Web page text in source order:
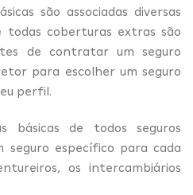
são associadas diversas
todas coberturas extras são
de contratar um seguro
para escolher um seguro
perfil.
básicas de todos seguros
seguro específico para cada
os intercambiários